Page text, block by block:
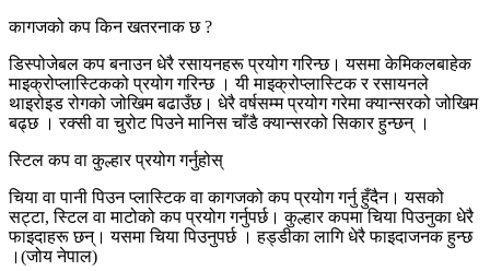
कागजको कप किन खतरनाक छ ?
डिस्पोजेबल कप बनाउन धेरै रसायनहरू प्रयोग गरिन्छ। यसमा केमिकलबाहेक
माइक्रोप्लास्टिकको प्रयोग गरिन्छ । यी माइक्रोप्लास्टिक र रसायनले
थाइरोइड रोगको जोखिम बढाउँछ। धेरै वर्षसम्म प्रयोग गरेमा क्यान्सरको जोखिम
बढ्छ । रक्सी वा चुरोट पिउने मानिस चाँडै क्यान्सरको सिकार हुन्छन् ।
स्टिल कप वा कुल्हार प्रयोग गर्नुहोस्
चिया वा पानी पिउन प्लास्टिक वा कागजको कप प्रयोग गर्नु हुँदैन। यसको
सट्टा, स्टिल वा माटोको कप प्रयोग गर्नुपर्छ। कुल्हार कपमा चिया पिउनुका धेरै
फाइदाहरू छन्। यसमा चिया पिउनुपर्छ । हड्डीका लागि धेरै फाइदाजनक हुन्छ
।(जोय नेपाल)